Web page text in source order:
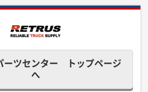
ーツセンター トップページ
へ